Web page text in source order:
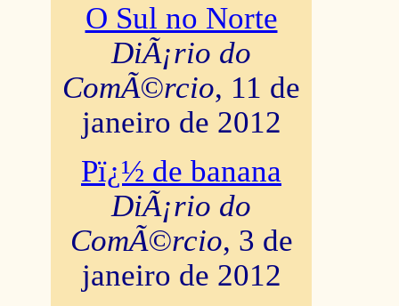
O Sul no Norte
DiÃ¡rio do
ComÃ©rcio, 11 de
janeiro de 2012
Pï¿½ de banana
DiÃ¡rio do
ComÃ©rcio, 3 de
janeiro de 2012